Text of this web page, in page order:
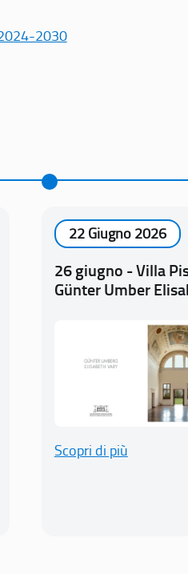
2030
22 Giugno 2026
26 giugno - Villa
Günter Umber
Scopri di più